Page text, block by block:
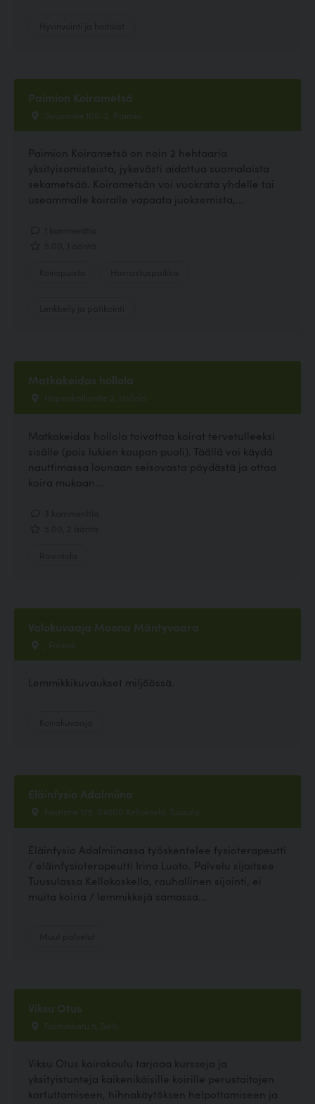
Paimion Koirametsä
Sauvontie 108-2, Paimio
Paimion Koirametsä on noin 2 hehtaaria
yksityisomisteista, jykevästi aidattua suomalaista
sekametsää. Koirametsän voi vuokrata yhdelle tai
useammalle koiralle vapaata juoksemista,...
Matkakeidas hollola
Hopeakalliontie 2, Hollola
Matkakeidas hollola toivottaa koirat tervetulleeksi
sisälle (pois lukien kaupan puoli). Täällä voi käydä
nauttimassa lounaan seisovasta pöydästä ja ottaa
koira mukaan...
Valokuvaaja Moona Mäntyvaara
, Forssa
Lemmikkikuvaukset miljöössä.
Eläinfysio Adalmiina
Fastintie 175, 04500 Kellokoski, Tuusula
Eläinfysio Adalmiinassa työskentelee fysioterapeutti
/ eläinfysioterapeutti Irina Luoto. Palvelu sijaitsee
Tuusulassa Kellokoskella, rauhallinen sijainti, ei
muita koiria / lemmikkejä samassa...
Viksu Otus
Salitunkatu 5, Salo
Viksu Otus koirakoulu tarjoaa kursseja ja
yksityistunteja kaikenikäisille koirille perustaitojen
kartuttamiseen, hihnakäytöksen helpottamiseen ja